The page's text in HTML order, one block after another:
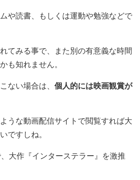
や読書、もしくは運動や勉強などで
てみる事で、また別の有意義な時間
も知れません。
ない場合は、 個人的には映画観賞が
うな動画配信サイトで閲覧すれば大
ですしね。
大作『インターステラー』を激推